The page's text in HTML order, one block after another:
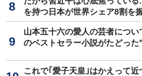
を持つ日本が世界シェア8割を
山本五十六の愛人の芸者につ
のベストセラー小説がたどっ
これで｢愛子天皇｣はかえって